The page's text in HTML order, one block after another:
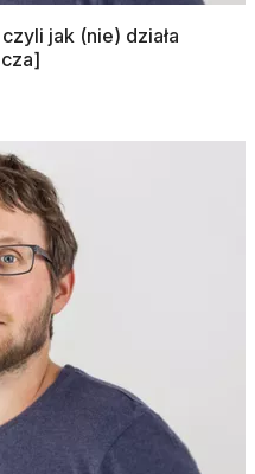
jak (nie) działa